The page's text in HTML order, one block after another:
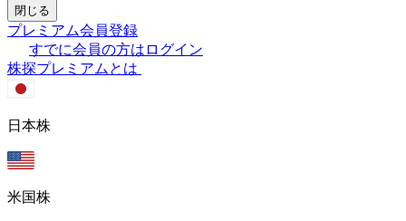
閉じる
プレミアム会員登録
すでに会員の方はログイン
株探プレミアムとは
日本株
米国株